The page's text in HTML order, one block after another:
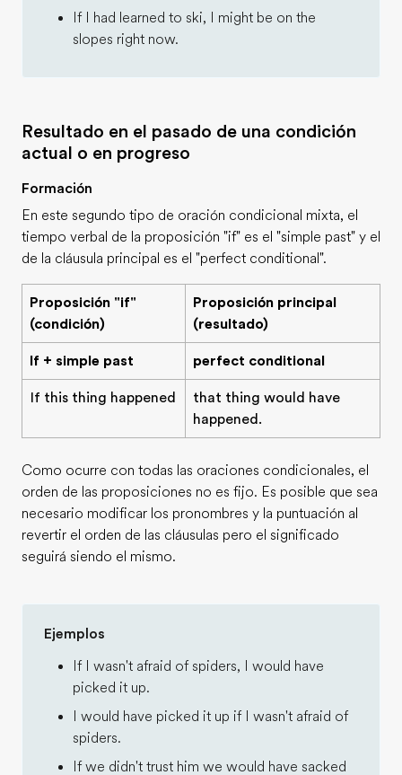
If I had learned to ski, I might be on the
slopes right now.
Resultado en el pasado de una condición
actual o en progreso
Formación
En este segundo tipo de oración condicional mixta, el
tiempo verbal de la proposición "if" es el "simple past" y el
de la cláusula principal es el "perfect conditional".
Proposición "if"
(condición)
Proposición principal
(resultado)
If + simple past perfect conditional
If this thing happened
that thing would have
happened.
Como ocurre con todas las oraciones condicionales, el
orden de las proposiciones no es fijo. Es posible que sea
necesario modificar los pronombres y la puntuación al
revertir el orden de las cláusulas pero el significado
seguirá siendo el mismo.
Ejemplos
If I wasn't afraid of spiders, I would have
picked it up.
I would have picked it up if I wasn't afraid of
spiders.
If we didn't trust him we would have sacked